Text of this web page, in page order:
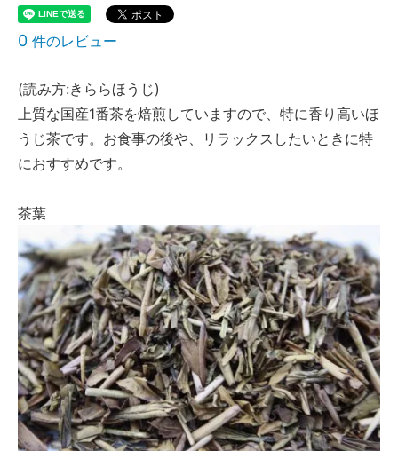
0 件のレビュー
(読み方:きららほうじ)
上質な国産1番茶を焙煎していますので、特に香り高いほ
うじ茶です。お食事の後や、リラックスしたいときに特
におすすめです。
茶葉